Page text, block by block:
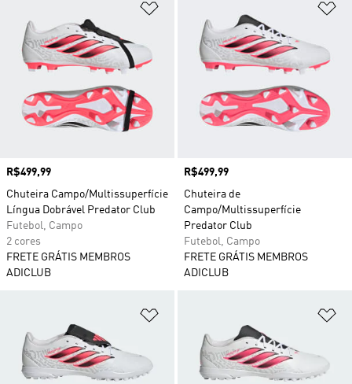
Preço
R$499,99
Chuteira Campo/Multissuperfície
Língua Dobrável Predator Club
Futebol, Campo
2 cores
FRETE GRÁTIS MEMBROS
ADICLUB
Preço
R$499,99
Chuteira de
Campo/Multissuperfície
Predator Club
Futebol, Campo
FRETE GRÁTIS MEMBROS
ADICLUB